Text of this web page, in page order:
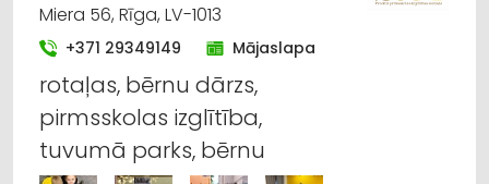
Miera 56, Rīga, LV-1013
+371 29349149 Mājaslapa
rotaļas, bērnu dārzs,
pirmsskolas izglītība,
tuvumā parks, bērnu